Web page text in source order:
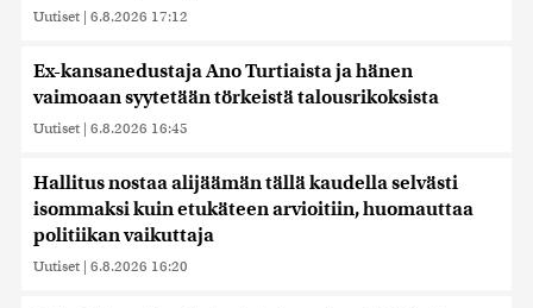
Uutiset | 6.8.2026 17:12
Ex-kansanedustaja Ano Turtiaista ja hänen
vaimoaan syytetään törkeistä talousrikoksista
Uutiset | 6.8.2026 16:45
Hallitus nostaa alijäämän tällä kaudella selvästi
isommaksi kuin etukäteen arvioitiin, huomauttaa
politiikan vaikuttaja
Uutiset | 6.8.2026 16:20